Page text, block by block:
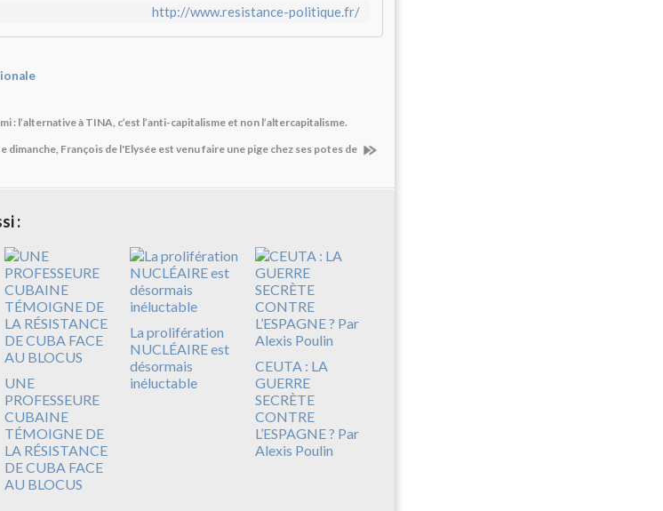
http://www.resistance-politique.fr/
: l’alternative à TINA, c’est l’anti-capitalisme et non l’altercapitalisme.
dimanche, François de l'Elysée est venu faire une pige chez ses potes de
:
UNE
PROFESSEURE
CUBAINE
TÉMOIGNE DE
LA RÉSISTANCE
DE CUBA FACE
AU BLOCUS
La prolifération
NUCLÉAIRE est
désormais
inéluctable
CEUTA : LA
GUERRE
SECRÈTE
CONTRE
L’ESPAGNE ? Par
Alexis Poulin